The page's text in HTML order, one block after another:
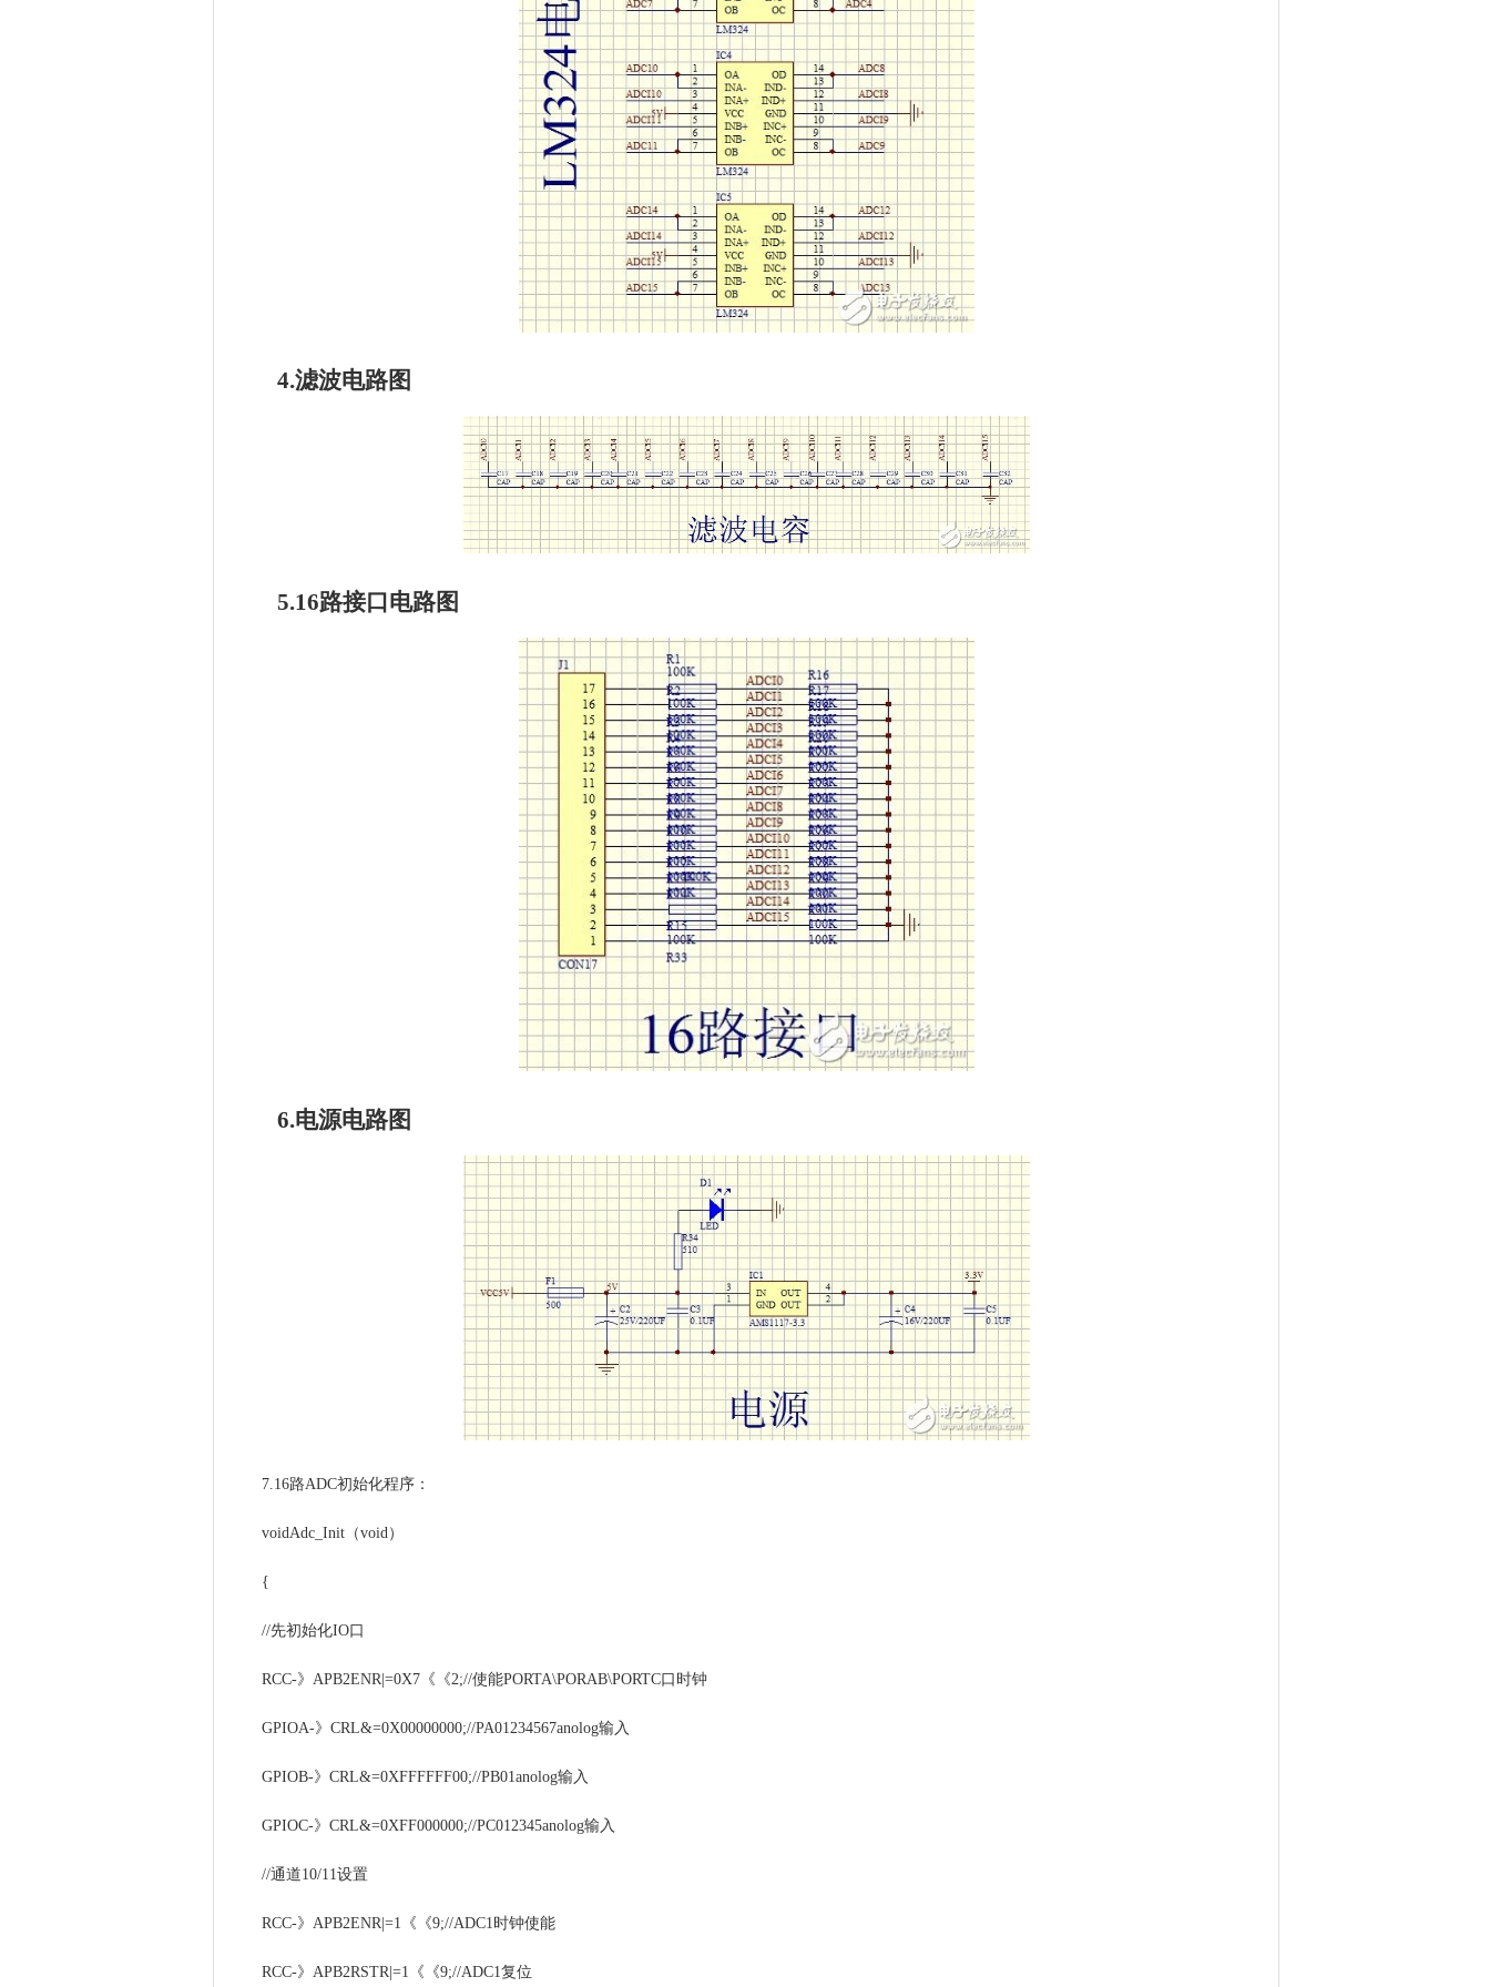
4.滤波电路图
5.16路接口电路图
6.电源电路图
7.16路ADC初始化程序：
voidAdc_Init（void）
{
//先初始化IO口
RCC-》APB2ENR|=0X7《《2;//使能PORTA\PORAB\PORTC口时钟
GPIOA-》CRL&=0X00000000;//PA01234567anolog输入
GPIOB-》CRL&=0XFFFFFF00;//PB01anolog输入
GPIOC-》CRL&=0XFF000000;//PC012345anolog输入
//通道10/11设置
RCC-》APB2ENR|=1《《9;//ADC1时钟使能
RCC-》APB2RSTR|=1《《9;//ADC1复位